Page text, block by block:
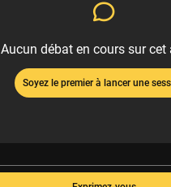
Aucun débat en cours sur cet
Soyez le premier à lancer une